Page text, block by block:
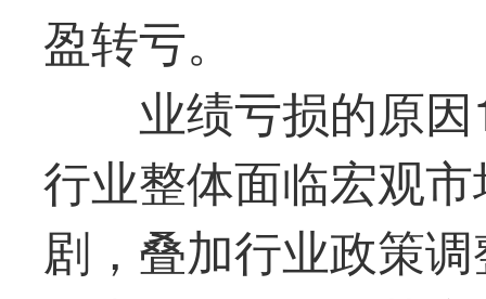
盈转亏。
业绩亏损的原
行业整体面临宏观
剧，叠加行业政策